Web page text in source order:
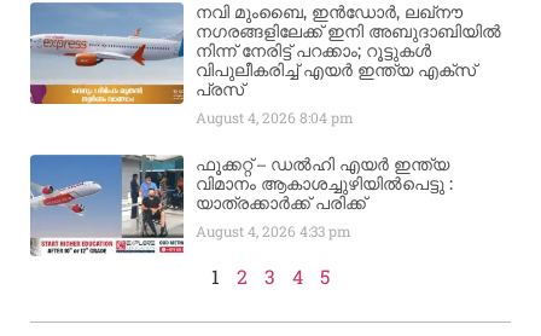
നവി മുംബൈ, ഇൻഡോർ, ലഖ്നൗ
നഗരങ്ങളിലേക്ക് ഇനി അബുദാബിയിൽ
നിന്ന് നേരിട്ട് പറക്കാം; റൂട്ടുകൾ
വിപുലീകരിച്ച് എയർ ഇന്ത്യ എക്സ്
പ്രസ്
August 4, 20268:04 pm
ഫൂക്കറ്റ് – ഡൽഹി എയര്‍ ഇന്ത്യ
വിമാനം ആകാശച്ചുഴിയില്‍പെട്ടു :
യാത്രക്കാര്‍ക്ക് പരിക്ക്
August 4, 20264:33 pm
1 2 3 4 5